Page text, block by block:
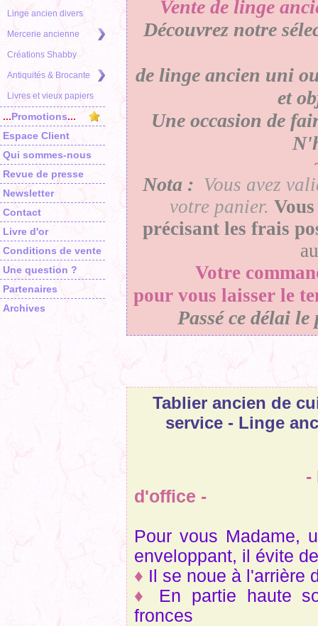
Linge ancien divers
Mercerie ancienne
Créations Shabby
Antiquités & Brocante
Livres et vieux papiers
...Promotions...
Espace Client
Qui sommes-nous
Revue de presse
Newsletter
Contact
Livre d'or
Conditions de vente
Une question ?
Partenaires
Archives
Vente de linge
Découvrez notre
de linge ancien uni
et
Une occasion de
Nota : Vous avez
votre panier.
précisant les frais
Votre
pour vous laisser le
Passé ce délai
Tablier ancien de
service - Linge
-
d'office -
Pour vous Madame,
enveloppant, il évite
♦ Il se noue à l'arrière
♦ En partie haute
fronces